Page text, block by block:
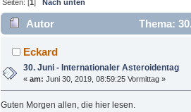
Seiten: [1]Nach unten
Autor
Thema:
Asteroidentag (Gelesen 2109 mal)
Eckard
30. Juni - Internationaler Asteroidentag
«am: Juni 30, 2019, 08:59:25 Vormittag »
Guten Morgen allen, die hier lesen.